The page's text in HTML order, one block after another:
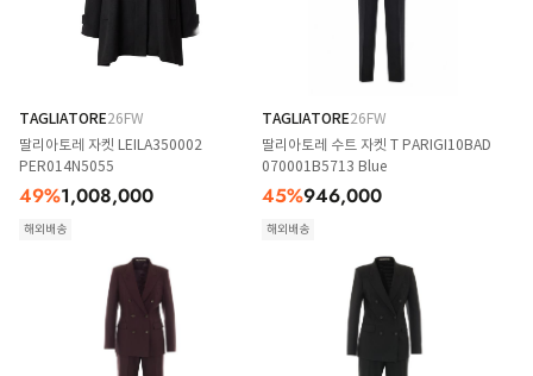
TAGLIATORE26FW
딸리아토레 자켓 LEILA350002
PER014N5055
49%1,008,000
해외배송
TAGLIATORE26FW
딸리아토레 수트 자켓 T PARIGI10BAD
070001B5713 Blue
45%946,000
해외배송